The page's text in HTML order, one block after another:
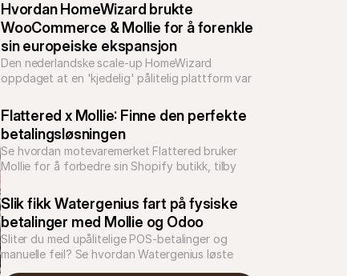
Hvordan HomeWizard brukte
WooCommerce & Mollie for å forenkle
sin europeiske ekspansjon
Den nederlandske scale-up HomeWizard
oppdaget at en 'kjedelig' pålitelig plattform var
europeisk ekspansjon med et slankt team.
Flattered x Mollie: Finne den perfekte
betalingsløsningen
Se hvordan motevaremerket Flattered bruker
Mollie for å forbedre sin Shopify butikk, tilby
kostnader for å ekspandere over hele Europa.
Slik fikk Watergenius fart på fysiske
betalinger med Mollie og Odoo
Sliter du med upålitelige POS-betalinger og
manuelle feil? Se hvordan Watergenius løste